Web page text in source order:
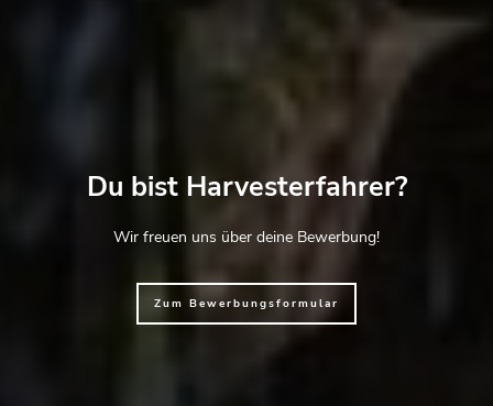
Du bist Harvesterfahrer?
Wir freuen uns über deine Bewerbung!
Zum Bewerbungsformular